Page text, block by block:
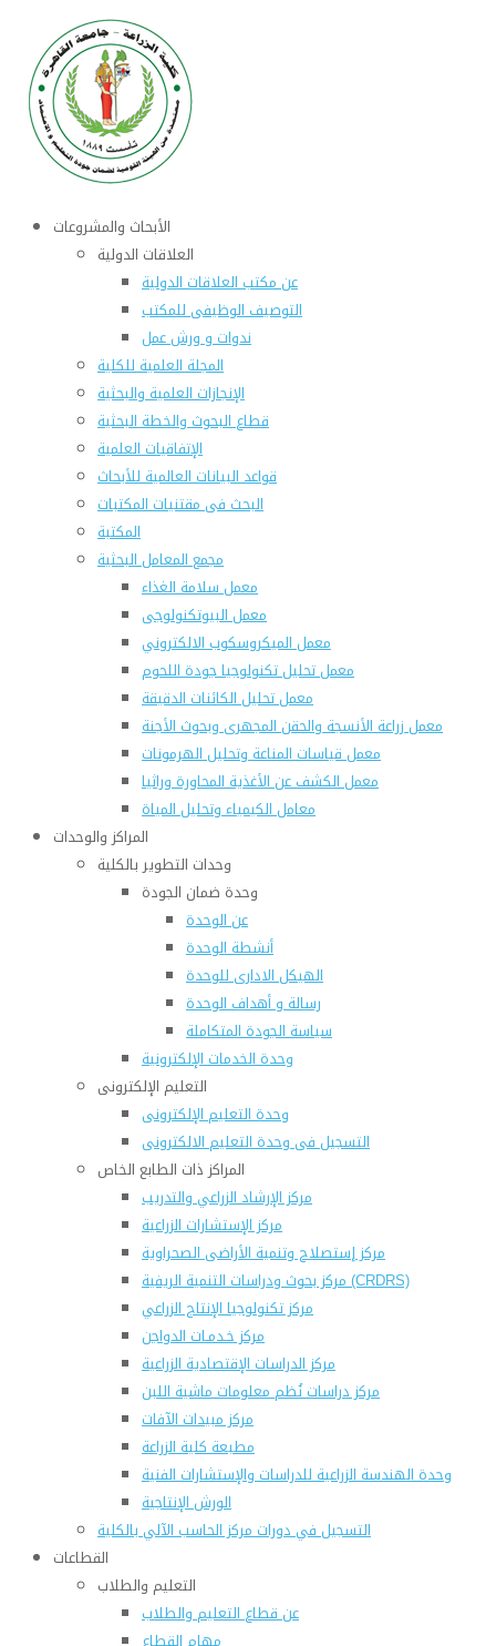
الأبحاث والمشروعات
العلاقات الدولية
عن مكتب العلاقات الدولية
التوصيف الوظيفى للمكتب
ندوات و ورش عمل
المجلة العلمية للكلية
الإنجازات العلمية والبحثية
قطاع البحوث والخطة البحثية
الإتفاقيات العلمية
قواعد البيانات العالمية للأبحاث
البحث فى مقتنيات المكتبات
المكتبة
مجمع المعامل البحثية
معمل سلامة الغذاء
معمل البيوتكنولوجى
معمل الميكروسكوب الالكتروني
معمل تحليل تكنولوجيا جودة اللحوم
معمل تحليل الكائنات الدقيقة
معمل زراعة الأنسجة والحقن المجهرى وبحوث الأجنة
معمل قياسات المناعة وتحليل الهرمونات
معمل الكشف عن الأغذية المحاورة وراثيا
معامل الكيمياء وتحليل المياة
المراكز والوحدات
وحدات التطوير بالكلية
وحدة ضمان الجودة
عن الوحدة
أنشطة الوحدة
الهيكل الادارى للوحدة
رسالة و أهداف الوحدة
سياسة الجودة المتكاملة
وحدة الخدمات الإلكترونية
التعليم الإلكترونى
وحدة التعليم الإلكترونى
التسجيل فى وحدة التعليم الالكترونى
المراكز ذات الطابع الخاص
مركز الإرشاد الزراعي والتدريب
مركز الإستشارات الزراعية
مركز إستصلاح وتنمية الأراضى الصحراوية
مركز بحوث ودراسات التنمية الريفية (CRDRS)
مركز تكنولوجيا الإنتاج الزراعي
مركز خـدمـات الدواجن
مركز الدراسات الإقتصادية الزراعية
مركز دراسات نُظم معلومات ماشية اللبن
مركز مبيدات الآفات
مطبعة كلية الزراعة
وحدة الهندسة الزراعية للدراسات والإستشارات الفنية
الورش الإنتاجية
التسجيل في دورات مركز الحاسب الآلي بالكلية
القطاعات
التعليم والطلاب
عن قطاع التعليم والطلاب